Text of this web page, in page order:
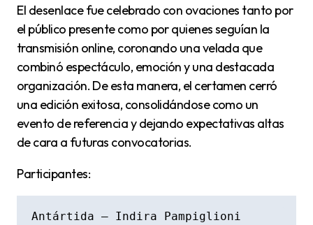
El desenlace fue celebrado con ovaciones tanto por
el público presente como por quienes seguían la
transmisión online, coronando una velada que
combinó espectáculo, emoción y una destacada
organización. De esta manera, el certamen cerró
una edición exitosa, consolidándose como un
evento de referencia y dejando expectativas altas
de cara a futuras convocatorias.
Participantes:
Antártida – Indira Pampiglioni